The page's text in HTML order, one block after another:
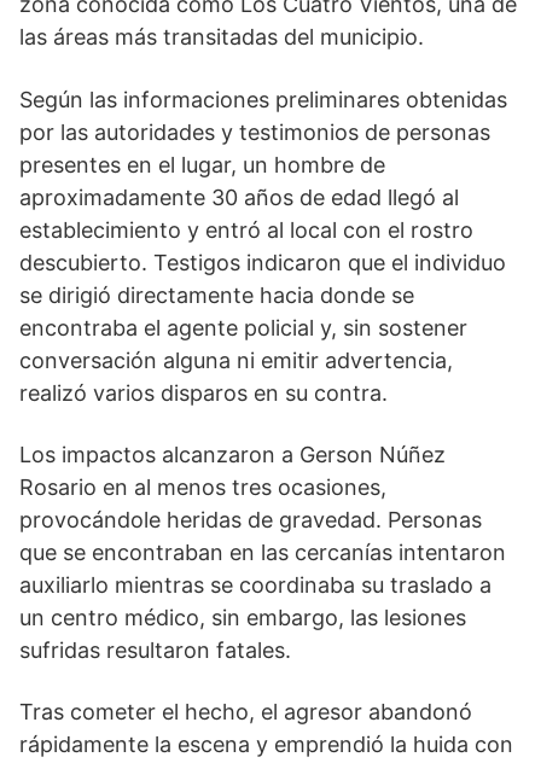
las áreas más transitadas del municipio.
Según las informaciones preliminares obtenidas
por las autoridades y testimonios de personas
presentes en el lugar, un hombre de
aproximadamente 30 años de edad llegó al
establecimiento y entró al local con el rostro
descubierto. Testigos indicaron que el individuo
se dirigió directamente hacia donde se
encontraba el agente policial y, sin sostener
conversación alguna ni emitir advertencia,
realizó varios disparos en su contra.
Los impactos alcanzaron a Gerson Núñez
Rosario en al menos tres ocasiones,
provocándole heridas de gravedad. Personas
que se encontraban en las cercanías intentaron
auxiliarlo mientras se coordinaba su traslado a
un centro médico, sin embargo, las lesiones
sufridas resultaron fatales.
Tras cometer el hecho, el agresor abandonó
rápidamente la escena y emprendió la huida con